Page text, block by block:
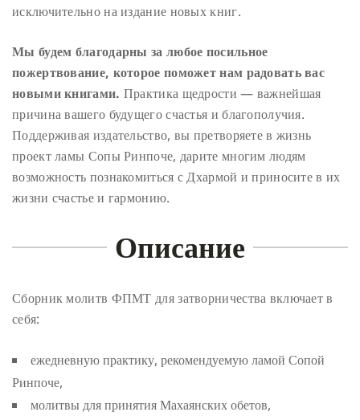
исключительно на издание новых книг.
Мы будем благодарны за любое посильное
пожертвование, которое поможет нам радовать вас
новыми книгами. Практика щедрости — важнейшая
причина вашего будущего счастья и благополучия.
Поддерживая издательство, вы претворяете в жизнь
проект ламы Сопы Ринпоче, дарите многим людям
возможность познакомиться с Дхармой и приносите в их
жизни счастье и гармонию.
Описание
Сборник молитв ФПМТ для затворничества включает в
себя:
ежедневную практику, рекомендуемую ламой Сопой
Ринпоче,
молитвы для принятия Махаянских обетов,